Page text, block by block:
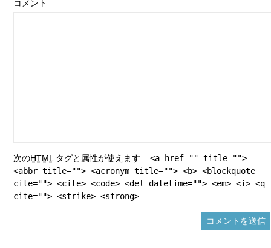
コメント
次のHTML タグと属性が使えます:
<a href="" title="">
<abbr title=""> <acronym title=""> <b> <blockquote
cite=""> <cite> <code> <del datetime=""> <em> <i> <q
cite=""> <strike> <strong>